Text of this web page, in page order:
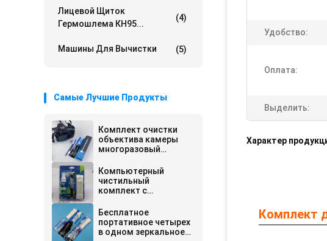
Лицевой Щиток
Гермошлема КН95...
(4)
Машины Для Вычистки (5)
Самые Лучшие Продукты
Комплект очистки
объектива камеры
многоразовый
сенсорный сборник
для устранения пыли
Компьютерный
чистильный
комплект с
Бесплатное
портативное четырех
в одном зеркальное
Удобство:
Оплата:
Выделить:
Характер
Комплект